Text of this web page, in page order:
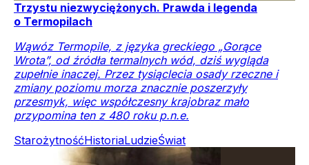
Trzystu niezwyciężonych. Prawda i legenda
o Termopilach
Wąwóz Termopile, z języka greckiego „Gorące
Wrota”, od źródła termalnych wód, dziś wygląda
zupełnie inaczej. Przez tysiąclecia osady rzeczne i
zmiany poziomu morza znacznie poszerzyły
przesmyk, więc współczesny krajobraz mało
przypomina ten z 480 roku p.n.e.
StarożytnośćHistoriaLudzieŚwiat